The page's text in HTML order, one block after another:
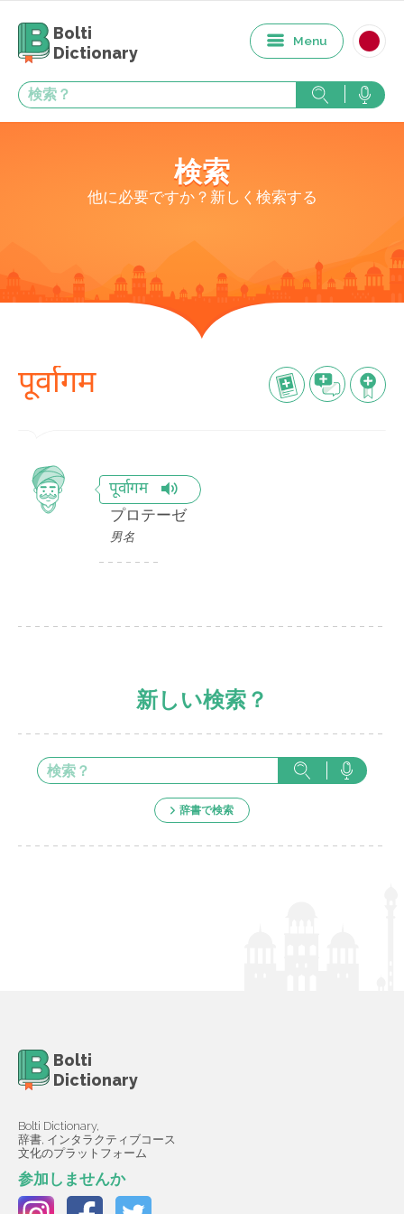
Bolti
Dictionary
Menu
検索
他に必要ですか？新しく検索する
पूर्वागम
पूर्वागम
プロテーゼ
男名
新しい検索？
辞書で検索
Bolti
Dictionary
Bolti Dictionary,
辞書, インタラクティブコース
文化のプラットフォーム
参加しませんか